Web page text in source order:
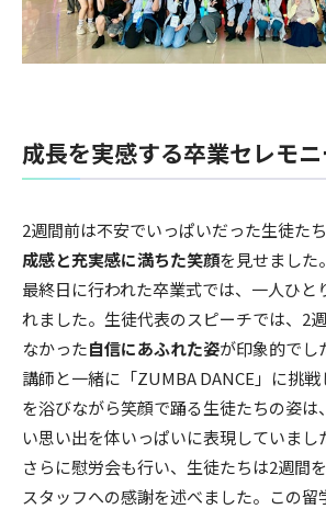
成長を実感する卒業セレモニ
2週間前は不安でいっぱいだった生徒た
成感と充実感に満ちた笑顔を見せました。
最終日に行われた卒業式では、一人ひと
れました。生徒代表のスピーチでは、2
なかった自信にあふれた姿が印象的でし
講師と一緒に「ZUMBA DANCE」に挑
を浴びながら笑顔で踊る生徒たちの姿は
い思い出を体いっぱいに表現していまし
さらに慰労会も行い、生徒たちは2週間
スタッフへの感謝を述べました。この